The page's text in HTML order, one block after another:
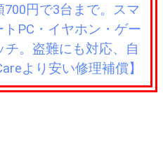
700円で3台まで。スマ
PC・イヤホン・ゲー
。盗難にも対応、自
より安い修理補償】